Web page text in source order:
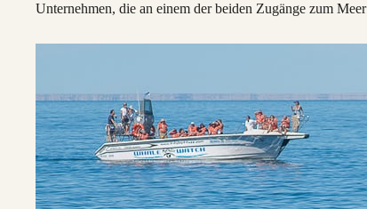
Unternehmen, die an einem der beiden Zugänge zum